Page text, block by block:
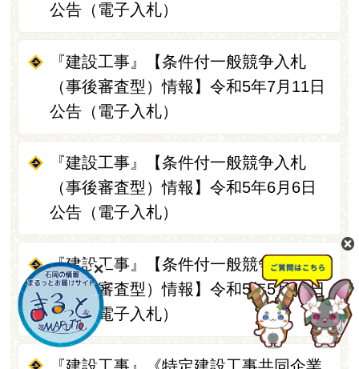
公告（電子入札）
『建設工事』【条件付一般競争入札
（事後審査型）情報】令和5年7月11日
公告（電子入札）
『建設工事』【条件付一般競争入札
（事後審査型）情報】令和5年6月6日
公告（電子入札）
『建設工事』【条件付一般競争入札
（事後審査型）情報】令和5年5月16日
公告（電子入札）
『建設工事』《特定建設工事共同企業